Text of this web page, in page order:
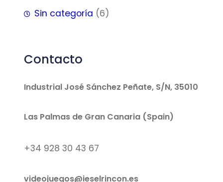
Sin categoría (6)
Contacto
Industrial José Sánchez Peñate, S/N, 35010
Las Palmas de Gran Canaria (Spain)
+34 928 30 43 67
videojuegos@ieselrincon.es